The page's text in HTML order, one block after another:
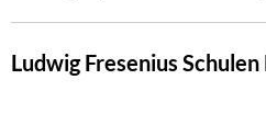
Ludwig Fresenius